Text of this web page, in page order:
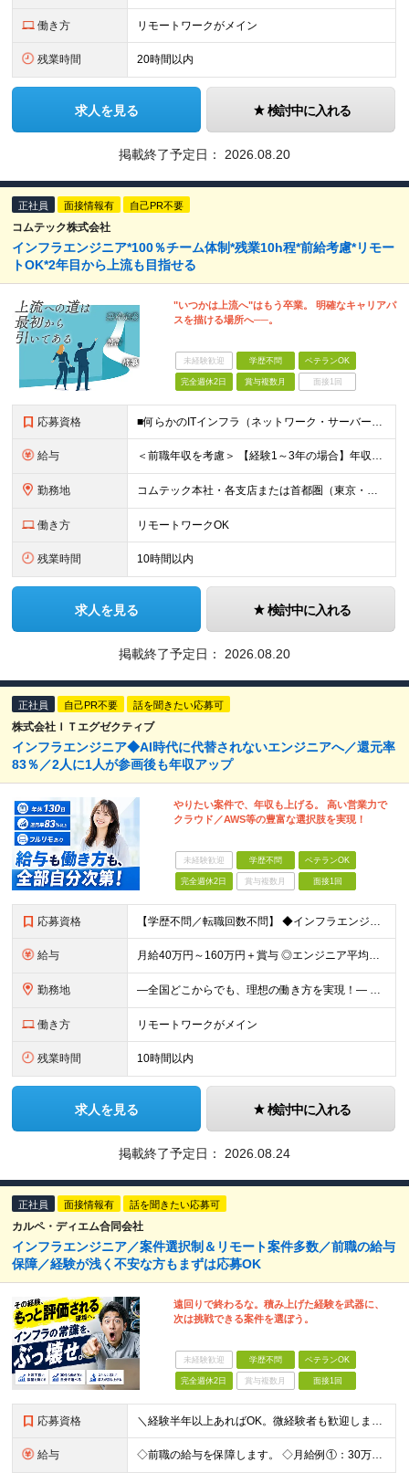
働き方 リモートワークがメイン
残業時間 20時間以内
求人を見る 検討中に入れる
掲載終了予定日： 2026.08.20
正社員 面接情報有 自己PR不要
コムテック株式会社
インフラエンジニア*100％チーム体制*残業10h程*前給考慮*リモー
トOK*2年目から上流も目指せる
"いつかは上流へ"はもう卒業。 明確なキャリアパ
スを描ける場所へ──。
未経験歓迎 学歴不問 ベテランOK
完全週休2日 賞与複数月 面接1回
応募資格 ■何らかのITインフラ（ネットワーク・サーバー等）の運用・保守・監視経験をお持ちの方 ■学歴不問 ＜以下のような方を歓迎します＞ ■早期から上流工程にチャレンジしていきたい方 ■チームワークを大切に
給与 ＜前職年収を考慮＞ 【経験1～3年の場合】年収410万円～464万円 月給29万6000円～月給33万5500円+賞与年2回（6・12月） ※みなし残業代（10時間分／2万2000円～2万3500円）
勤務地 コムテック本社・各支店または首都圏（東京・神奈川・埼玉・千葉）のクライアント様のワークスペースにて勤務いただきます。 ＜各拠点について＞ ■東京本社／東京都港区芝浦1-2-1 シーバンスＮ館10F
働き方 リモートワークOK
残業時間 10時間以内
求人を見る 検討中に入れる
掲載終了予定日： 2026.08.20
正社員 自己PR不要 話を聞きたい応募可
株式会社ＩＴエグゼクティブ
インフラエンジニア◆AI時代に代替されないエンジニアへ／還元率
83％／2人に1人が参画後も年収アップ
やりたい案件で、年収も上げる。 高い営業力で
クラウド／AWS等の豊富な選択肢を実現！
未経験歓迎 学歴不問 ベテランOK
完全週休2日 賞与複数月 面接1回
応募資格 【学歴不問／転職回数不問】 ◆インフラエンジニアの経験1年以上 領域、業界、工程は問いません！ ◆こんな方にぴったり ◎これまでの経験・スキルを活かしたい方 ◎本当の実力を正当に評価してほしい方
給与 月給40万円～160万円＋賞与 ◎エンジニア平均年収820万円 ◎入社した全員が年収UPしています！（前職年収180万円UP） ◎単価連動型：還元率83％～最大100%だから高収入が実現 ◎待機時給
勤務地 ―全国どこからでも、理想の働き方を実現！― 〇柔軟な勤務スタイルを実現 フレックス制度にも対応、社内業務/帰社日ゼロ。 9割以上のメンバーが「フルリモート」または「リモート併用」の働き方で活躍中。 ス
働き方 リモートワークがメイン
残業時間 10時間以内
求人を見る 検討中に入れる
掲載終了予定日： 2026.08.24
正社員 面接情報有 話を聞きたい応募可
カルペ・ディエム合同会社
インフラエンジニア／案件選択制＆リモート案件多数／前職の給与
保障／経験が浅く不安な方もまずは応募OK
遠回りで終わるな。積み上げた経験を武器に、
次は挑戦できる案件を選ぼう。
未経験歓迎 学歴不問 ベテランOK
完全週休2日 賞与複数月 面接1回
応募資格 ＼経験半年以上あればOK。微経験者も歓迎します！／ ■ インフラエンジニアとしての経験がある方 （運用・構築・設計など工程不問／オンプレ・クラウド不問） ■ 学歴不問・第二新卒歓迎 ■ 社会人歴1
給与 ◇前職の給与を保障します。 ◇月給例①：30万～ ※経験1年程度を目安 ◇月給例②：41万～ ※経験3年程度を目安 ※試用期間6か月（給与・待遇の変動はありません。） ＼昇給について／ 案件単価の